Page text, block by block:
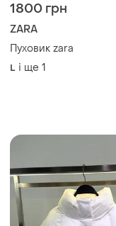
1800 грн
ZARA
Пуховик zara
L і ще 1